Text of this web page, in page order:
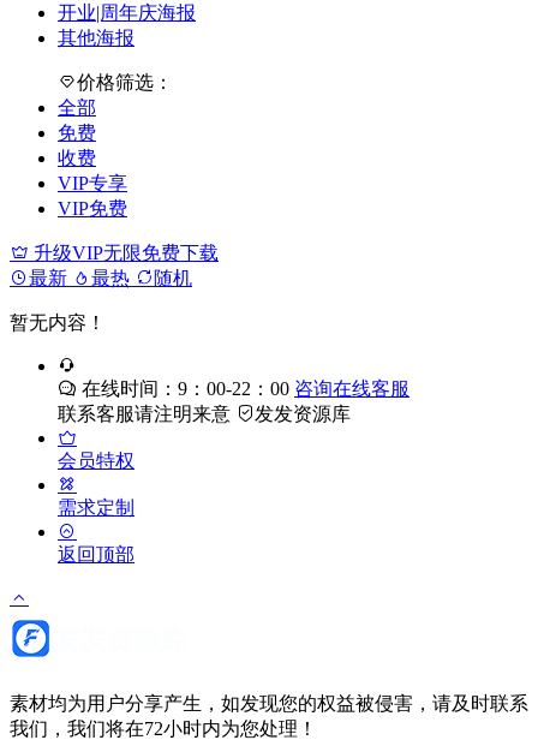
开业|周年庆海报
其他海报
价格筛选：
全部
免费
收费
VIP专享
VIP免费
升级VIP无限免费下载
最新
最热 随机
暂无内容！
在线时间：9：00-22：00 咨询在线客服
联系客服请注明来意
发发资源库
会员特权
需求定制
返回顶部
素材均为用户分享产生，如发现您的权益被侵害，请及时联系
我们，我们将在72小时内为您处理！